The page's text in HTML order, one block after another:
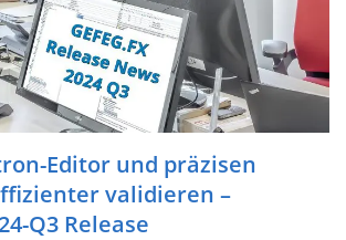
Editor und präzisen
validieren –
Q3 Release